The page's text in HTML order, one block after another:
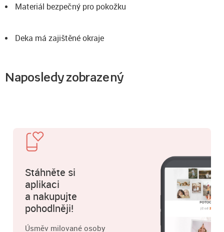
Materiál bezpečný pro pokožku
Deka má zajištěné okraje
Naposledy zobrazený
Stáhněte si
aplikaci
a nakupujte
pohodlněji!
Úsměv milované osoby